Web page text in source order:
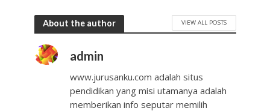
About the author VIEW ALL POSTS
admin
www.jurusanku.com adalah situs
pendidikan yang misi utamanya adalah
memberikan info seputar memilih